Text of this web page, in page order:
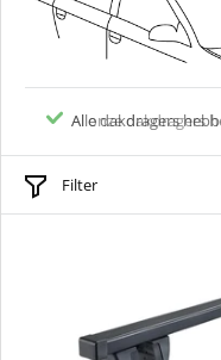
Al onze dakdragers
Alle dakdragers
Filter